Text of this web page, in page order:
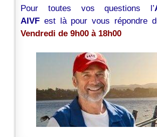
Pour toutes vos questions l’
AIVF est là pour vous répondre
Vendredi de 9h00 à 18h00